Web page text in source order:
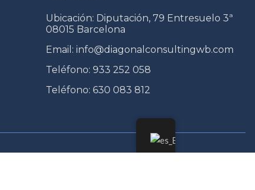
Ubicación: Diputación, 79 Entresuelo 3ª
08015 Barcelona
Email: info@diagonalconsultingwb.com
Teléfono: 933 252 058
Teléfono: 630 083 812